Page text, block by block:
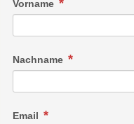
Vorname
Nachname
Email